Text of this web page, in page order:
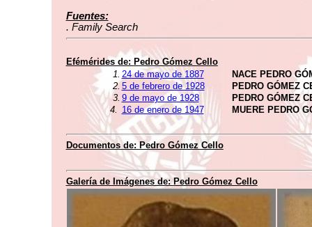
Fuentes:
. Family Search
Efémérides de: Pedro Gómez Cello
1. 24 de mayo de 1887
NACE PEDRO
2. 5 de febrero de 1928
PEDRO GÓMEZ
3. 9 de mayo de 1928
PEDRO GÓMEZ
4. 16 de enero de 1947 MUERE PEDRO
Documentos de:Pedro Gómez Cello
Galería de Imágenes de:Pedro Gómez Cello